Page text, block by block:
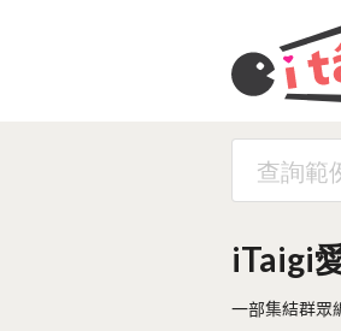
iTaigi
一部集結群眾